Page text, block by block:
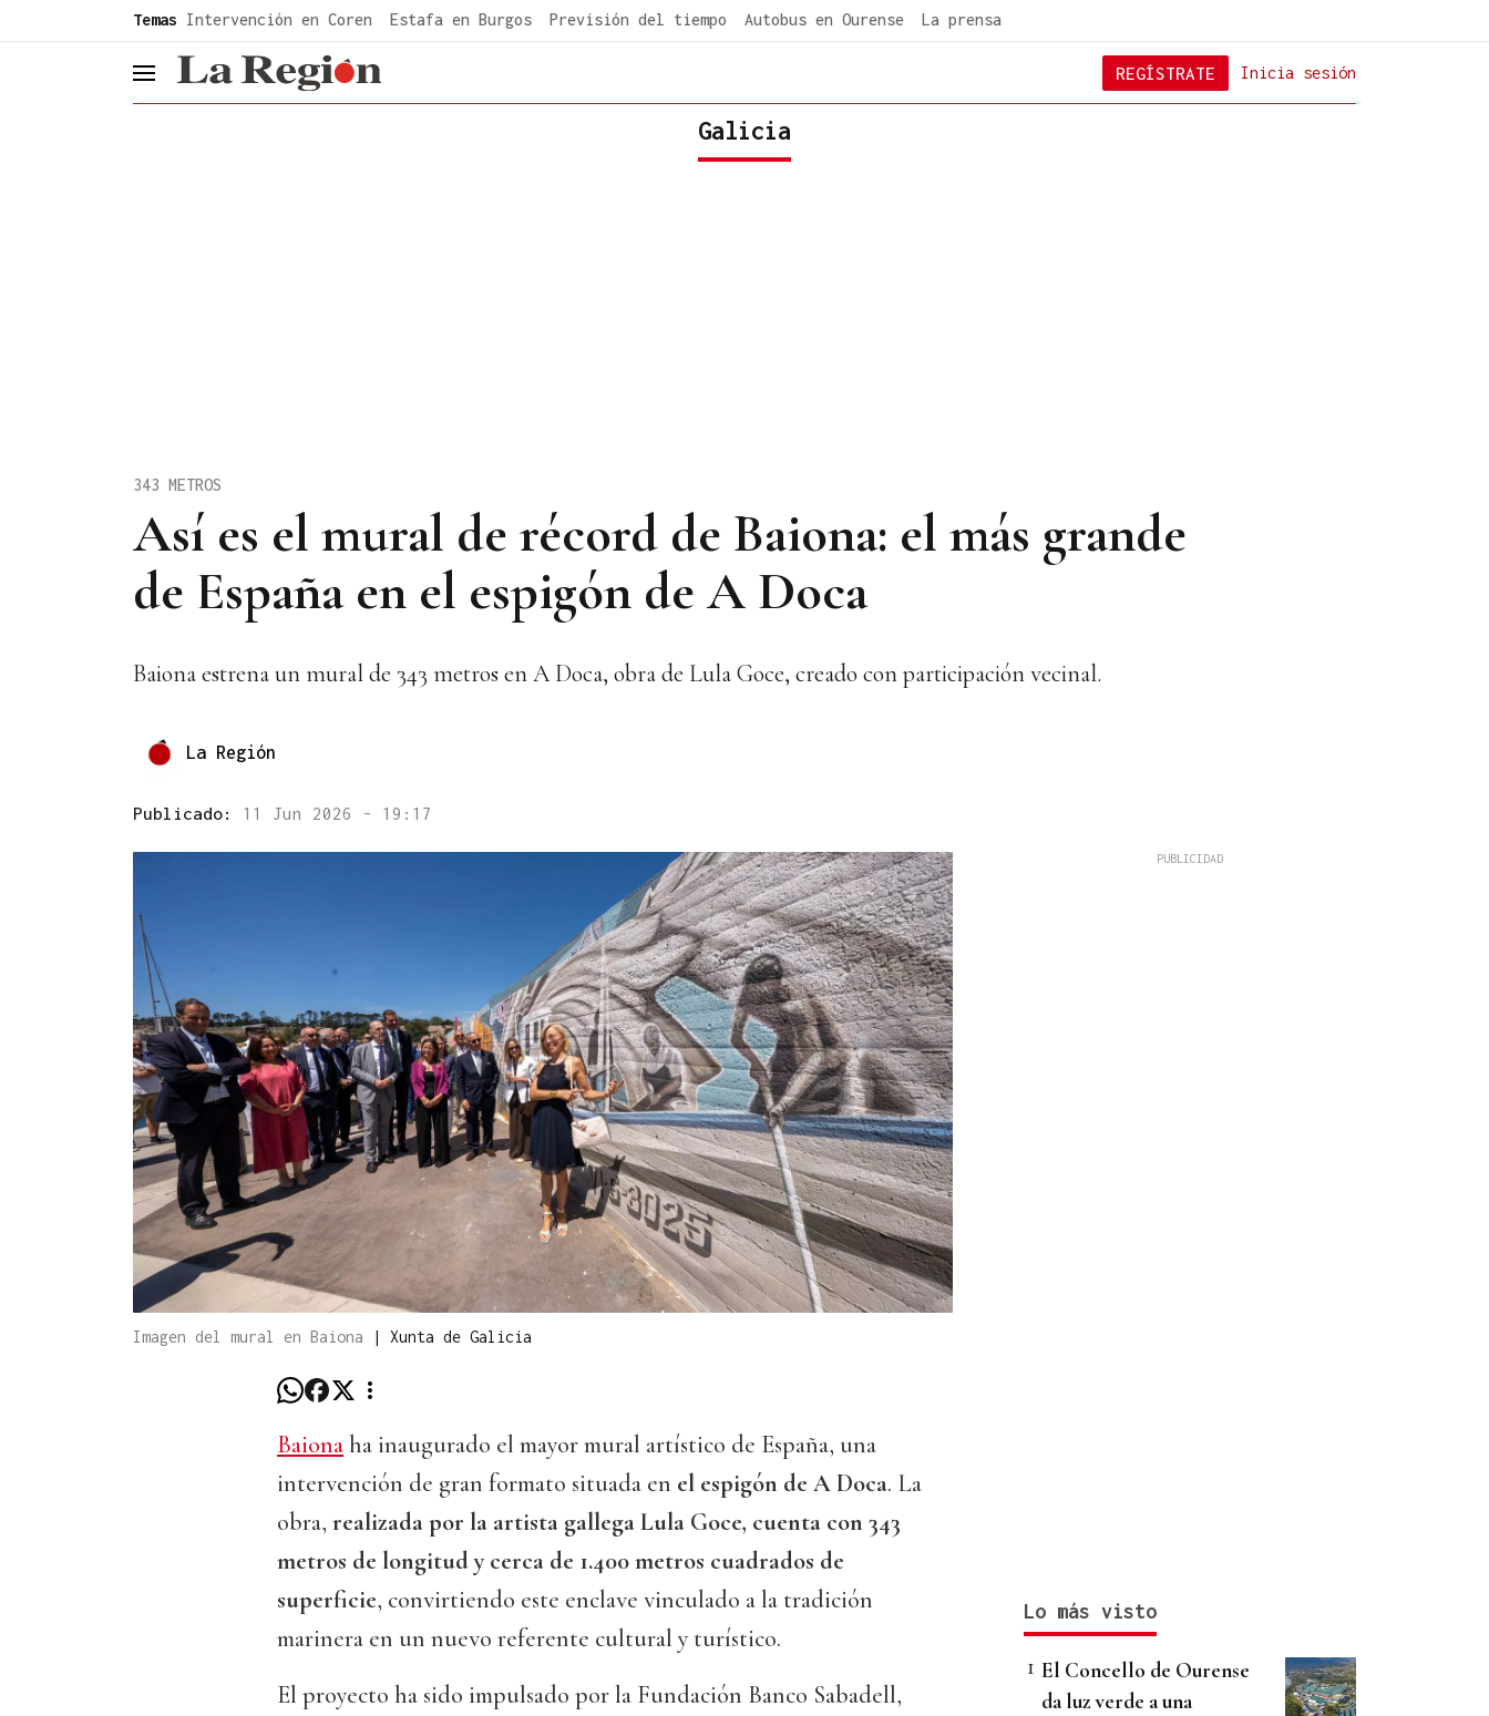
Temas Intervención en Coren Estafa en Burgos Previsión del tiempo Autobus en Ourense La prensa
header.menu.open Inicia sesión
REGÍSTRATE
Galicia
Así es el mural de récord de Baiona: el más grande
de España en el espigón de A Doca
343 METROS
Baiona estrena un mural de 343 metros en A Doca, obra de Lula Goce, creado con participación vecinal.
La Región
Publicado: 11 Jun 2026 - 19:17
Imagen del mural en Baiona | Xunta de Galicia
Baionaha inaugurado el mayor mural artístico de España, una
intervención de gran formato situada en el espigón de A Doca. La
obra, realizada por la artista gallega Lula Goce, cuenta con 343
metros de longitud y cerca de 1.400 metros cuadrados de
superficie, convirtiendo este enclave vinculado a la tradición
marinera en un nuevo referente cultural y turístico.
El proyecto ha sido impulsado por la Fundación Banco Sabadell,
Lo más visto
El Concello de Ourense
da luz verde a una